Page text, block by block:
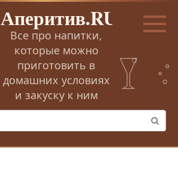
Аперитив.RU
Все про напитки,
которые можно
приготовить в
домашних условиях
и закуску к ним